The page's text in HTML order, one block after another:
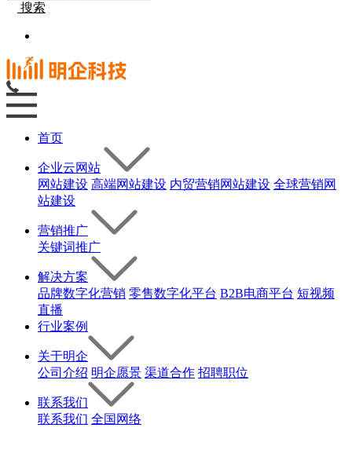
搜索
首页
企业云网站
网站建设 高端网站建设 内贸营销网站建设 全球营销网
站建设
营销推广
关键词推广
解决方案
品牌数字化营销 零售数字化平台 B2B电商平台 短视频
直播
行业案例
关于明企
公司介绍 明企愿景 渠道合作 招聘职位
联系我们
联系我们 全国网络